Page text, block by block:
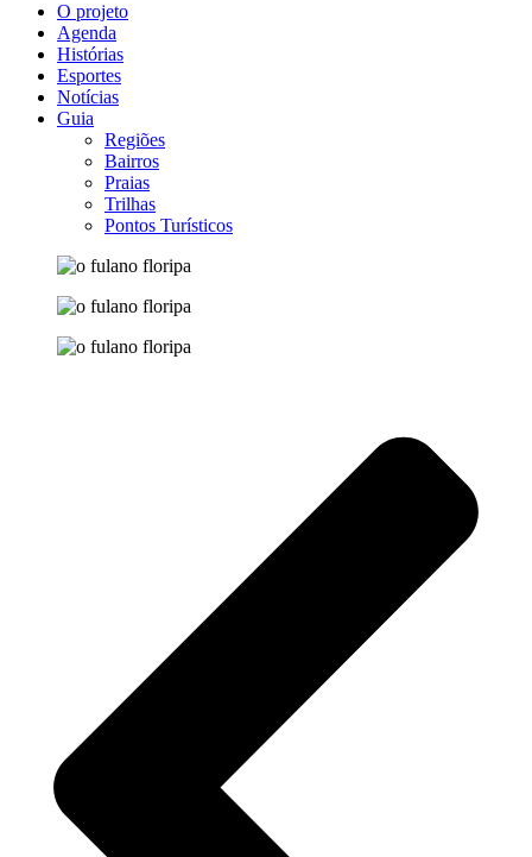
O projeto
Agenda
Histórias
Esportes
Notícias
Guia
Regiões
Bairros
Praias
Trilhas
Pontos Turísticos